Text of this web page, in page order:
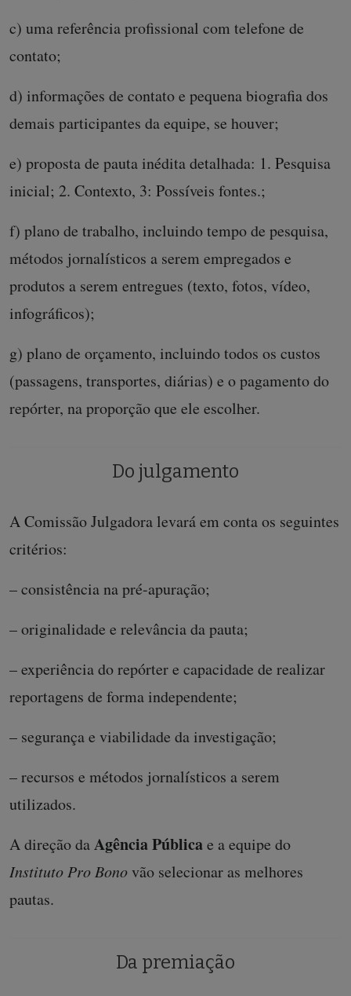
c) uma referência profissional com telefone de
contato;
d) informações de contato e pequena biografia dos
demais participantes da equipe, se houver;
e) proposta de pauta inédita detalhada: 1. Pesquisa
inicial; 2. Contexto, 3: Possíveis fontes.;
f) plano de trabalho, incluindo tempo de pesquisa,
métodos jornalísticos a serem empregados e
produtos a serem entregues (texto, fotos, vídeo,
infográficos);
g) plano de orçamento, incluindo todos os custos
(passagens, transportes, diárias) e o pagamento do
repórter, na proporção que ele escolher.
Do julgamento
A Comissão Julgadora levará em conta os seguintes
critérios:
– consistência na pré-apuração;
– originalidade e relevância da pauta;
– experiência do repórter e capacidade de realizar
reportagens de forma independente;
– segurança e viabilidade da investigação;
– recursos e métodos jornalísticos a serem
utilizados.
A direção daAgência Públicae a equipe do
Instituto Pro Bonovão selecionar as melhores
pautas.
Da premiação